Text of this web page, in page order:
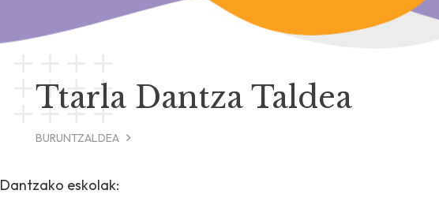
Ttarla Dantza Taldea
BURUNTZALDEA
Dantzako eskolak: